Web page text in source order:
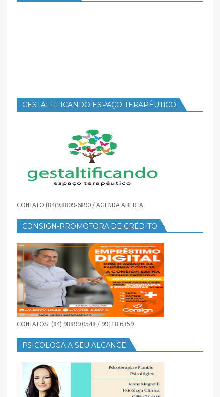
GESTALTIFICANDO ESPAÇO TERAPÊUTICO
CONTATO:(84)9.8809-6890 / AGENDA ABERTA
CONSIGN-PROMOTORA DE CRÉDITO
CONTATOS: (84) 98899 0548 / 99118 6359
PSICOLOGA A SEU ALCANCE